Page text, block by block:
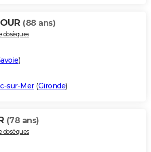
(88 ans)
obsèques
)
sur-Mer(Gironde)
(78 ans)
obsèques